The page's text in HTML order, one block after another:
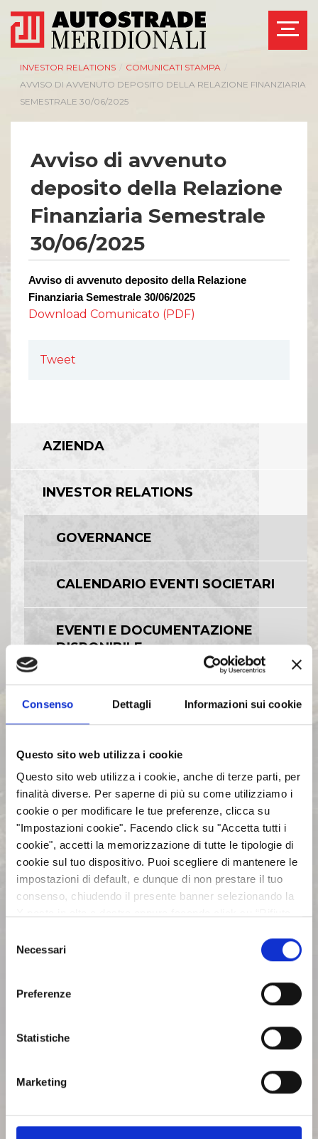
Consenso Dettagli Informazioni sui cookie
Questo sito web utilizza i cookie
Questo sito web utilizza i cookie, anche di terze parti, per
finalità diverse. Per saperne di più su come utilizziamo i
cookie o per modificare le tue preferenze, clicca su
"Impostazioni cookie". Facendo click su "Accetta tutti i
cookie", accetti la memorizzazione di tutte le tipologie di
cookie sul tuo dispositivo. Puoi scegliere di mantenere le
impostazioni di default, e dunque di non prestare il tuo
consenso, chiudendo il presente banner selezionando la
assenza dei cookie diversi da quelli tecnici. Per maggiori
informazioni puoi consultare la nostra politica sui cookie
delNecessari
Preferenze
Statistiche
Marketing
INVESTOR RELATIONS COMUNICATI STAMPA
AVVISO DI AVVENUTO DEPOSITO DELLA RELAZIONE FINANZIARIA
SEMESTRALE 30/06/2025
Avviso di avvenuto
deposito della Relazione
Finanziaria Semestrale
30/06/2025
Avviso di avvenuto deposito della Relazione
Finanziaria Semestrale 30/06/2025
Download Comunicato (PDF)
Tweet
AZIENDA
INVESTOR RELATIONS
GOVERNANCE
CALENDARIO EVENTI SOCIETARI
EVENTI E DOCUMENTAZIONE
DISPONIBILE
INTERMEDIE
ASSEMBLEE
COMUNICATI STAMPA
ARCHIVIO 2017
ARCHIVIO 2016
ARCHIVIO 2013
ARCHIVIO 2012
ARCHIVIO 2011